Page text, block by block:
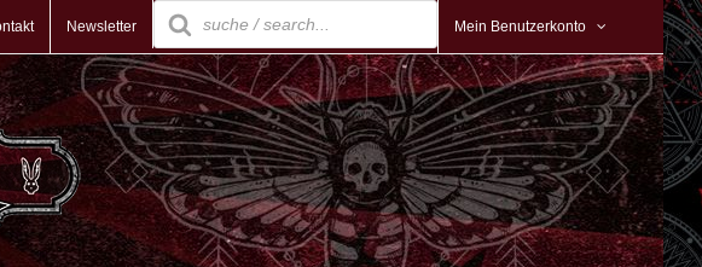
Newsletter
Products
search
Mein Benutzerkonto